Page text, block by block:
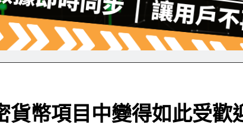
貨幣項目中變得如此受歡